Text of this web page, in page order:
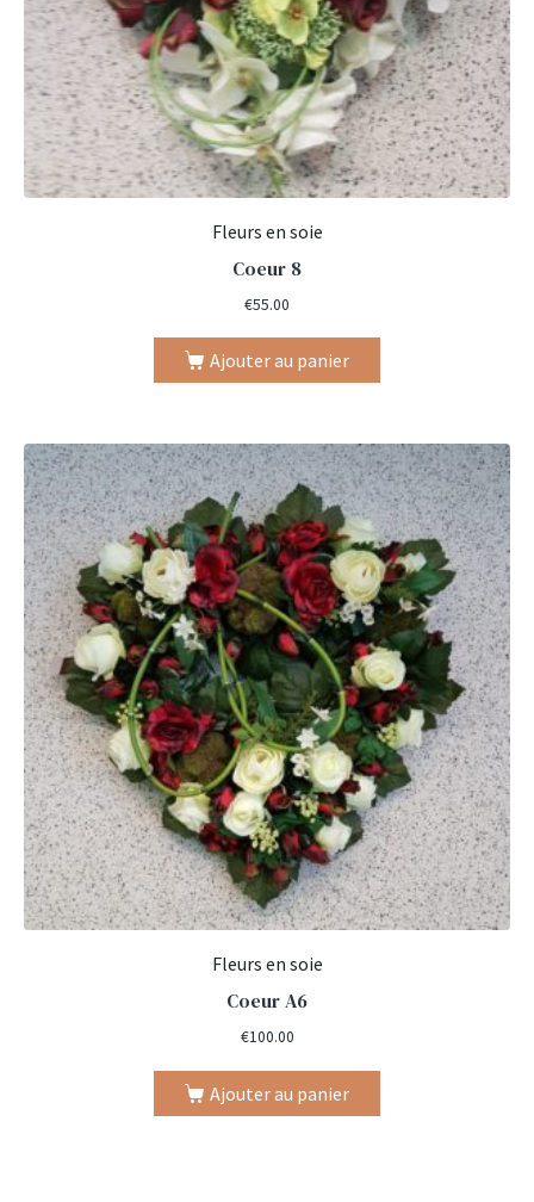
Fleurs en soie
Coeur 8
€55.00
Ajouter au panier
Fleurs en soie
Coeur A6
€100.00
Ajouter au panier